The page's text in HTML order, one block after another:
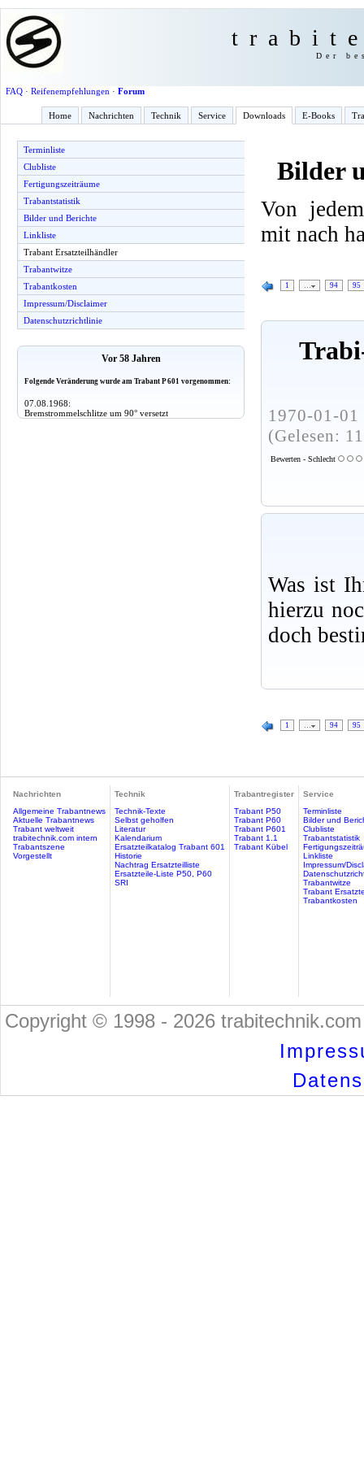
Der
FAQ· Reifenempfehlungen · Forum
Home Nachrichten Technik Service Downloads E-Books
Terminliste
Clubliste
Fertigungszeiträume
Trabantstatistik
Bilder und Berichte
Linkliste
Trabant Ersatzteilhändler
Trabantwitze
Trabantkosten
Impressum/Disclaimer
Datenschutzrichtlinie
Vor 58 Jahren
Folgende Veränderung wurde am Trabant P 601 vorgenommen:
07.08.1968:
Bremstrommelschlitze um 90° versetzt
Bilder
Von
mit nach
1 94 95
1970-01-
(Gelesen:
Bewerten - Schlecht
Was ist
hierzu
doch
1 … 94 95
Nachrichten
Allgemeine Trabantnews
Aktuelle Trabantnews
Trabant weltweit
trabitechnik.com intern
Trabantszene
Vorgestellt
Technik
Technik-Texte
Selbst geholfen
Literatur
Kalendarium
Ersatzteilkatalog Trabant 601
Historie
Nachtrag Ersatzteilliste
Ersatzteile-Liste P50, P60
SRI
Trabantregister
Trabant P50
Trabant P60
Trabant P601
Trabant 1.1
Trabant Kübel
Service
Terminliste
Bilder und
Clubliste
Trabantstatistik
Linkliste
Impressum/
Trabantwitze
Trabant
Trabantkosten
Copyright © 1998 - 2026